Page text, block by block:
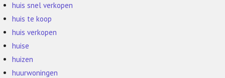
huis snel verkopen
huis te koop
huis verkopen
huise
huizen
huurwoningen